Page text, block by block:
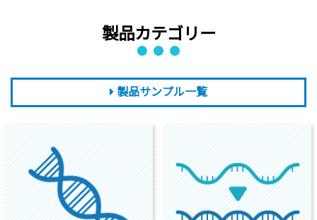
製品カテゴリー
製品サンプル一覧